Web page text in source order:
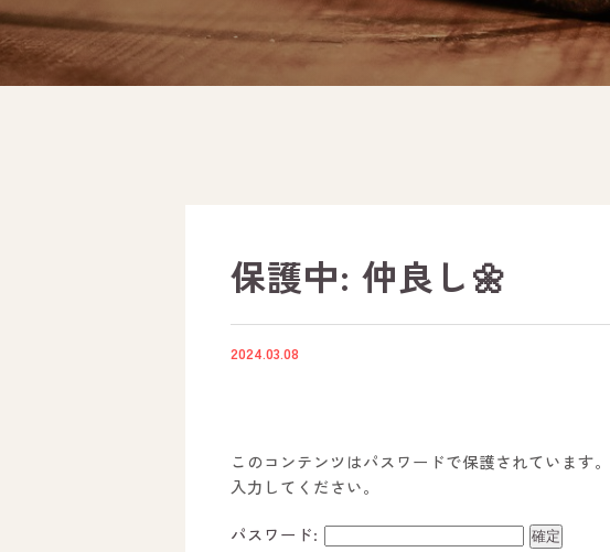
保護中: 仲良し🌼
2024.03.08
このコンテンツはパスワードで保護されています
入力してください。
パスワード: